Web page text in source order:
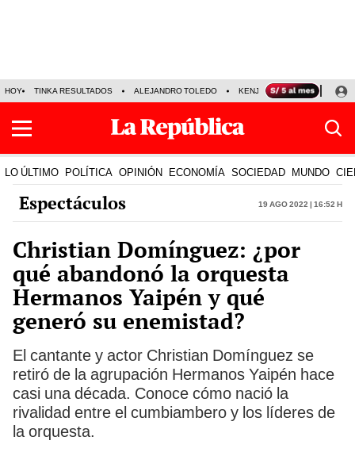
HOY TINKA RESULTADOS ALEJANDRO TOLEDO KENJI FUJIMORI
LO ÚLTIMO POLÍTICA OPINIÓN ECONOMÍA SOCIEDAD MUNDO
Espectáculos 19 Ago 2022 | 16:52 h
Christian Domínguez: ¿por
qué abandonó la orquesta
Hermanos Yaipén y qué
generó su enemistad?
El cantante y actor Christian Domínguez se
retiró de la agrupación Hermanos Yaipén hace
casi una década. Conoce cómo nació la
rivalidad entre el cumbiambero y los líderes de
la orquesta.